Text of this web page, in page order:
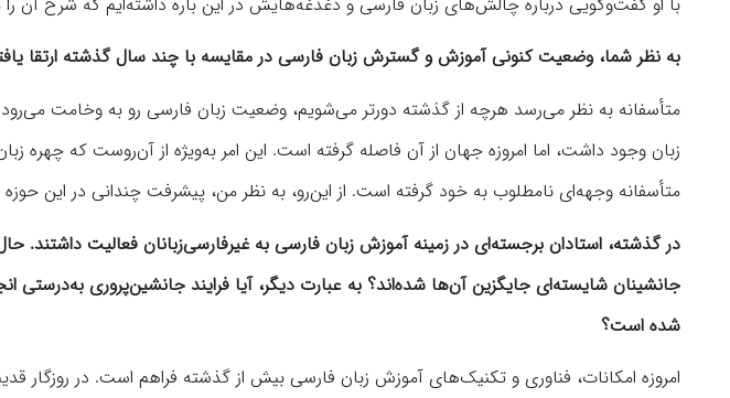
به نظر شما، وضعیت کنونی آموزش و گسترش زبان فارسی در مقایسه با چند سال گذشته ارتقا
متأسفانه به نظر می‌رسد هرچه از گذشته دورتر می‌شویم، وضعیت زبان فارسی رو به وخامت می‌رود.
زبان وجود داشت، اما امروزه جهان از آن فاصله گرفته است. این امر به‌ویژه از آن‌روست که چهره
متأسفانه وجهه‌ای نامطلوب به خود گرفته است. از این‌رو، به نظر من، پیشرفت چندانی در این
در گذشته، استادان برجسته‌ای در زمینه آموزش زبان فارسی به غیرفارسی‌زبانان فعالیت داشتند.
جانشینان شایسته‌ای جایگزین آن‌ها شده‌اند؟ به عبارت دیگر، آیا فرایند جانشین‌پروری به‌درستی
شده است؟
امروزه امکانات، فناوری و تکنیک‌های آموزش زبان فارسی بیش از گذشته فراهم است. در روزگار